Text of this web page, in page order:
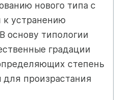
нового типа с
устранению
основу типологии
градации
степень
произрастания